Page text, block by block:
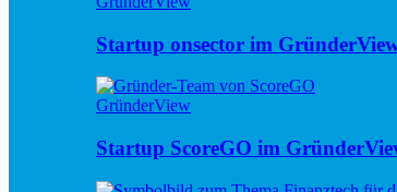
Startup onsector im
GründerView
Startup ScoreGO im